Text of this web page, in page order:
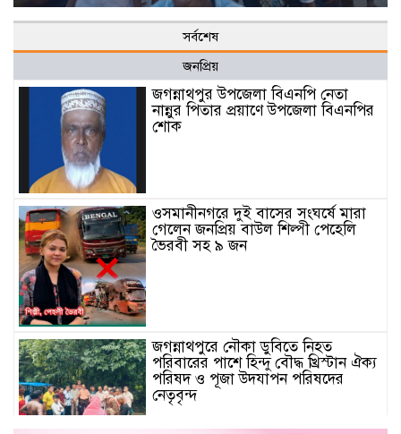
সর্বশেষ
জনপ্রিয়
জগন্নাথপুর উপজেলা বিএনপি নেতা
নান্নুর পিতার প্রয়াণে উপজেলা বিএনপির
শোক
ওসমানীনগরে দুই বাসের সংঘর্ষে মারা
গেলেন জনপ্রিয় বাউল শিল্পী পেহেলি
ভৈরবী সহ ৯ জন
জগন্নাথপুরে নৌকা ডুবিতে নিহত
পরিবারের পাশে হিন্দু বৌদ্ধ খ্রিস্টান ঐক্য
পরিষদ ও পূজা উদযাপন পরিষদের
নেতৃবৃন্দ